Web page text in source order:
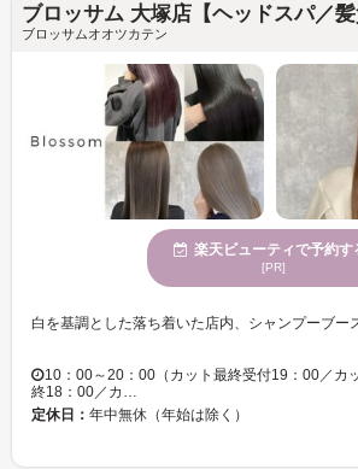
ブロッサム 大塚店【ヘッドスパ／髪
ブロッサムオオツカテン
楽天ビューティで予約す
[PR]
10：00～20：00（カット最終受付19：00／カ
終18：00／カ…
定休日： 年中無休（年始は除く）